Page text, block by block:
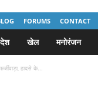
FORUMS CONTACT
देश खेल मनोरंजन
हादसे के...